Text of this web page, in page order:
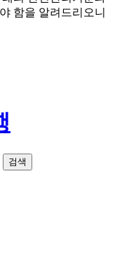
함을 알려드리오니